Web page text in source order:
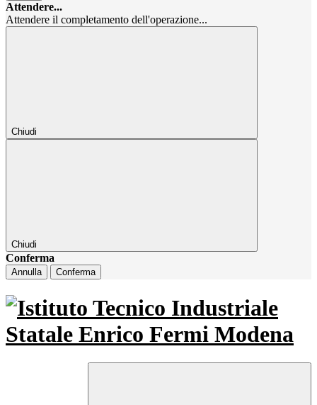
Attendere...
Attendere il completamento dell'operazione...
Chiudi
Chiudi
Conferma
Annulla Conferma